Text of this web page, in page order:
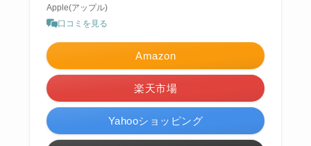
Apple(アップル)
口コミを見る
Amazon
楽天市場
Yahooショッピング